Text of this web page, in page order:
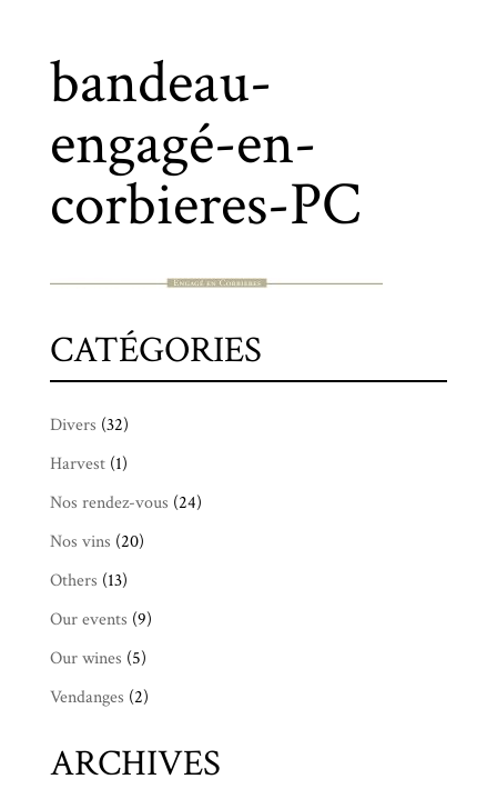
bandeau-
engagé-en-
corbieres-PC
CATÉGORIES
Divers (32)
Harvest(1)
Nos rendez-vous (24)
Nos vins (20)
Others (13)
Our events (9)
Our wines (5)
Vendanges (2)
ARCHIVES